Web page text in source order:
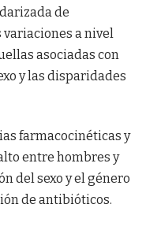
de
a nivel
asociadas con
y las disparidades
farmacocinéticas y
entre hombres y
del sexo y el género
de antibióticos.